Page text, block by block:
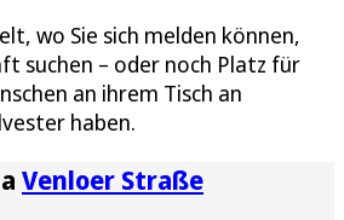
wo Sie sich melden können,
suchen – oder noch Platz für
an ihrem Tisch an
haben.
Venloer Straße